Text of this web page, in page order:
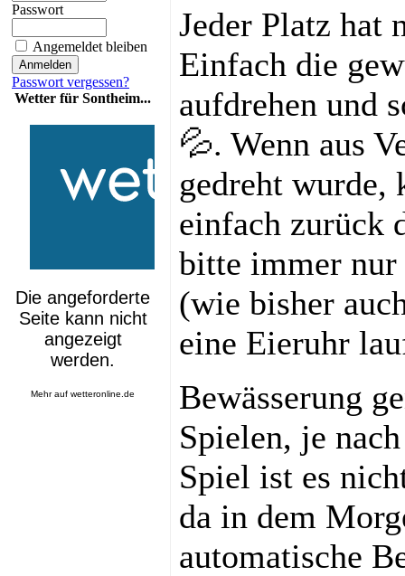
Passwort
Angemeldet bleiben
Passwort vergessen?
Wetter für Sontheim...
Mehr aufwetteronline.de
Jeder Platz hat
Einfach die
aufdrehen und
💦. Wenn aus
gedreht wurde,
einfach zurück
bitte immer nur
(wie bisher
eine Eieruhr
Bewässerung
Spielen, je
Spiel ist es
da in dem
automatische